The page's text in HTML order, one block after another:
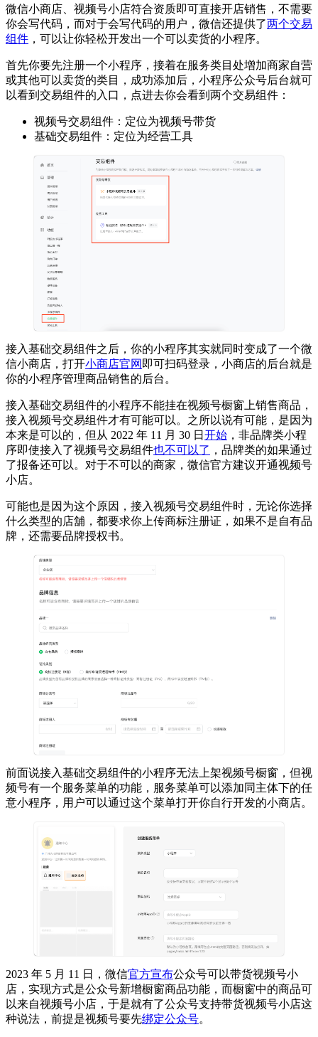
微信小商店、视频号小店符合资质即可直接开店销售，不需要
你会写代码，而对于会写代码的用户，微信还提供了两个交易
组件 ，可以让你轻松开发出一个可以卖货的小程序。
首先你要先注册一个小程序，接着在服务类目处增加商家自营
或其他可以卖货的类目，成功添加后，小程序公众号后台就可
以看到交易组件的入口，点进去你会看到两个交易组件：
视频号交易组件：定位为视频号带货
基础交易组件：定位为经营工具
接入基础交易组件之后，你的小程序其实就同时变成了一个微
信小商店，打开小商店官网 即可扫码登录，小商店的后台就是
你的小程序管理商品销售的后台。
接入基础交易组件的小程序不能挂在视频号橱窗上销售商品，
接入视频号交易组件才有可能可以。之所以说有可能，是因为
本来是可以的，但从 2022 年 11 月 30 日 开始 ，非品牌类小程
序即使接入了视频号交易组件也不可以了 ，品牌类的如果通过
了报备还可以。对于不可以的商家，微信官方建议开通视频号
小店。
可能也是因为这个原因，接入视频号交易组件时，无论你选择
什么类型的店舖，都要求你上传商标注册证，如果不是自有品
牌，还需要品牌授权书。
前面说接入基础交易组件的小程序无法上架视频号橱窗，但视
频号有一个服务菜单的功能，服务菜单可以添加同主体下的任
意小程序，用户可以通过这个菜单打开你自行开发的小商店。
2023 年 5 月 11 日，微信官方宣布公众号可以带货视频号小
店，实现方式是公众号新增橱窗商品功能，而橱窗中的商品可
以来自视频号小店，于是就有了公众号支持带货视频号小店这
种说法，前提是视频号要先绑定公众号。